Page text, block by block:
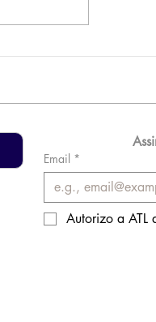
Email *
Autorizo a ATL